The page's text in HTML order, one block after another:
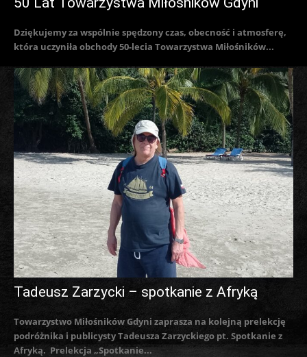
Dziękujemy za wspólnie spędzony czas, obecność i atmosferę,
która uczyniła obchody 50-lecia Towarzystwa Miłośników...
Tadeusz Zarzycki – spotkanie z Afryką
Towarzystwo Miłośników Gdyni zaprasza na kolejną prelekcję
podróżnika i publicysty Tadeusza Zarzyckiego pt. Spotkanie z
Afryką. Prelekcja „Spotkanie...